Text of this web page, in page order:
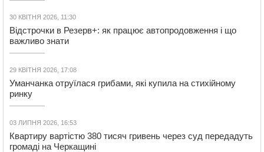
30 КВІТНЯ 2026, 11:30
Відстрочки в Резерв+: як працює автопродовження і що
важливо знати
29 КВІТНЯ 2026, 17:08
Уманчанка отруїлася грибами, які купила на стихійному
ринку
03 ЛИПНЯ 2026, 16:53
Квартиру вартістю 380 тисяч гривень через суд передадуть
громаді на Черкащині